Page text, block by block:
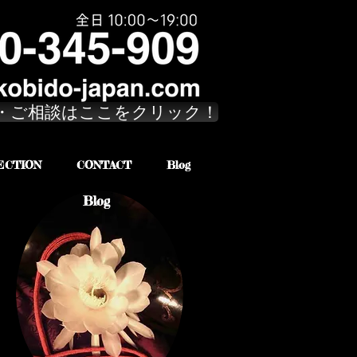
CONTACT Blog
ご相談はここをクリック！
Blog